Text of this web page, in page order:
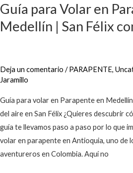
Guía para Volar en
Medellín | San Félix
Deja un comentario /PARAPENTE,
Jaramillo
Guía para volar en Parapente en
del aire en San Félix ¿Quieres descubrir
guía te llevamos paso a paso por lo que
volar en parapente en Antioquia, uno de
aventureros en Colombia. Aquí no
Volar
en
|
Félix
con
Despégate